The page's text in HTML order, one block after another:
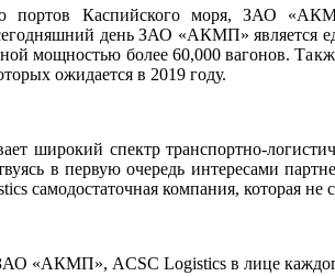
Каспийского моря, ЗАО
день ЗАО «АКМП» является
мощностью более 60,000 вагонов.
ожидается в 2019 году.
широкий спектр транспортно-
в первую очередь интересами
самодостаточная компания, которая
«АКМП», ACSC Logistics в лице